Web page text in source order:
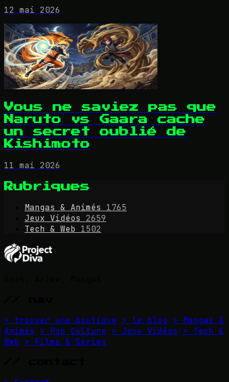
12 mai 2026
Vous ne saviez pas que
Naruto vs Gaara cache
un secret oublié de
Kishimoto
11 mai 2026
Rubriques
Mangas & Animés
1765
Jeux Vidéos
2659
Tech & Web 1502
> trouver une boutique > le blog > Mangas &
Animés
> Pop Culture > Jeux Vidéos
> Tech &
Web > Films & Séries